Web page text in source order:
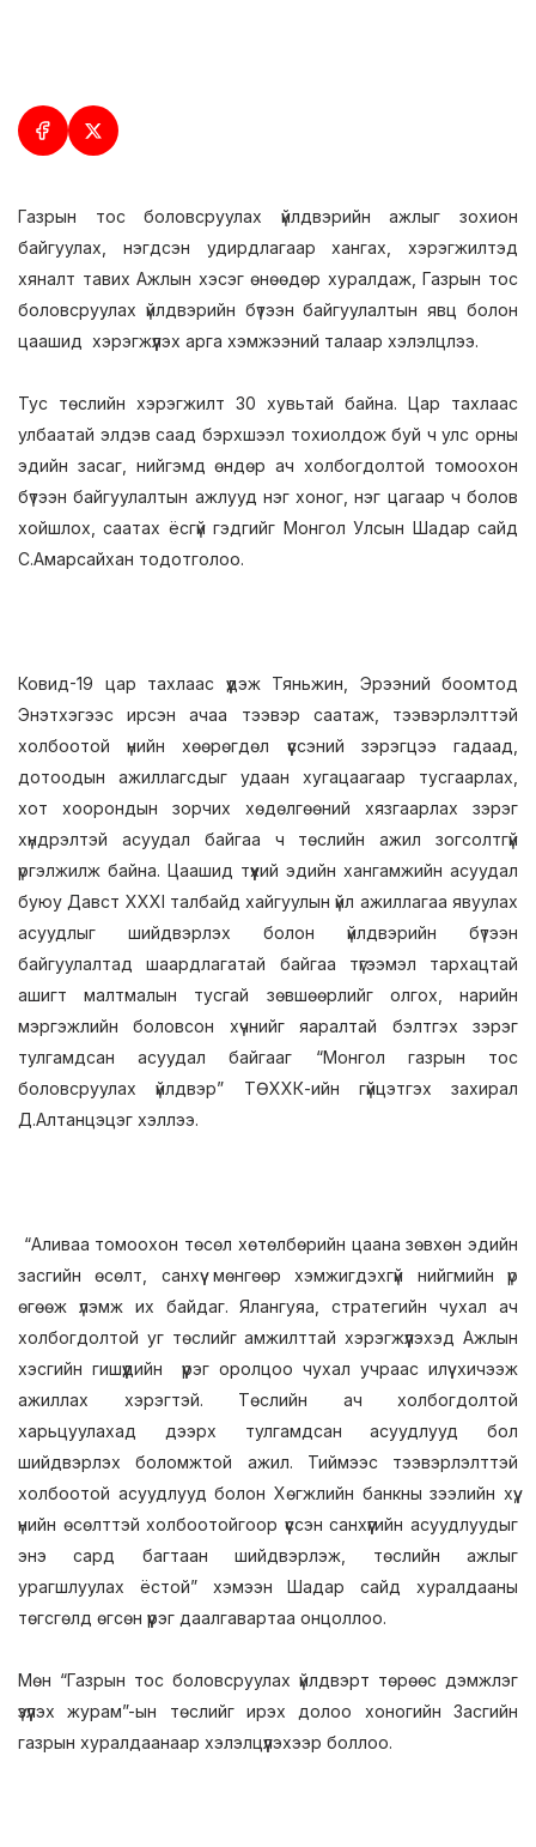
Газрын тос боловсруулах үйлдвэрийн ажлыг зохион
байгуулах, нэгдсэн удирдлагаар хангах, хэрэгжилтэд
хяналт тавих Ажлын хэсэг өнөөдөр хуралдаж, Газрын тос
боловсруулах үйлдвэрийн бүтээн байгуулалтын явц болон
цаашид хэрэгжүүлэх арга хэмжээний талаар хэлэлцлээ.
Тус төслийн хэрэгжилт 30 хувьтай байна. Цар тахлаас
улбаатай элдэв саад бэрхшээл тохиолдож буй ч улс орны
эдийн засаг, нийгэмд өндөр ач холбогдолтой томоохон
бүтээн байгуулалтын ажлууд нэг хоног, нэг цагаар ч болов
хойшлох, саатах ёсгүй гэдгийг Монгол Улсын Шадар сайд
С.Амарсайхан тодотголоо.
Ковид-19 цар тахлаас үүдэж Тяньжин, Эрээний боомтод
Энэтхэгээс ирсэн ачаа тээвэр саатаж, тээвэрлэлттэй
холбоотой үнийн хөөрөгдөл үүссэний зэрэгцээ гадаад,
дотоодын ажиллагсдыг удаан хугацаагаар тусгаарлах,
хот хоорондын зорчих хөдөлгөөний хязгаарлах зэрэг
хүндрэлтэй асуудал байгаа ч төслийн ажил зогсолтгүй
үргэлжилж байна. Цаашид түүхий эдийн хангамжийн асуудал
буюу Давст XXXI талбайд хайгуулын үйл ажиллагаа явуулах
асуудлыг шийдвэрлэх болон үйлдвэрийн бүтээн
байгуулалтад шаардлагатай байгаа түгээмэл тархацтай
ашигт малтмалын тусгай зөвшөөрлийг олгох, нарийн
мэргэжлийн боловсон хүчнийг яаралтай бэлтгэх зэрэг
тулгамдсан асуудал байгааг “Монгол газрын тос
боловсруулах үйлдвэр” ТӨХХК-ийн гүйцэтгэх захирал
Д.Алтанцэцэг хэллээ.
“Аливаа томоохон төсөл хөтөлбөрийн цаана зөвхөн эдийн
засгийн өсөлт, санхүү мөнгөөр хэмжигдэхгүй нийгмийн үр
өгөөж үлэмж их байдаг. Ялангуяа, стратегийн чухал ач
холбогдолтой уг төслийг амжилттай хэрэгжүүлэхэд Ажлын
хэсгийн гишүүдийн үүрэг оролцоо чухал учраас илүү хичээж
ажиллах хэрэгтэй. Төслийн ач холбогдолтой
харьцуулахад дээрх тулгамдсан асуудлууд бол
шийдвэрлэх боломжтой ажил. Тиймээс тээвэрлэлттэй
холбоотой асуудлууд болон Хөгжлийн банкны зээлийн хүү,
үнийн өсөлттэй холбоотойгоор үүссэн санхүүгийн асуудлуудыг
энэ сард багтаан шийдвэрлэж, төслийн ажлыг
урагшлуулах ёстой” хэмээн Шадар сайд хуралдааны
төгсгөлд өгсөн үүрэг даалгавартаа онцоллоо.
Мөн “Газрын тос боловсруулах үйлдвэрт төрөөс дэмжлэг
үзүүлэх журам”-ын төслийг ирэх долоо хоногийн Засгийн
газрын хуралдаанаар хэлэлцүүлэхээр боллоо.